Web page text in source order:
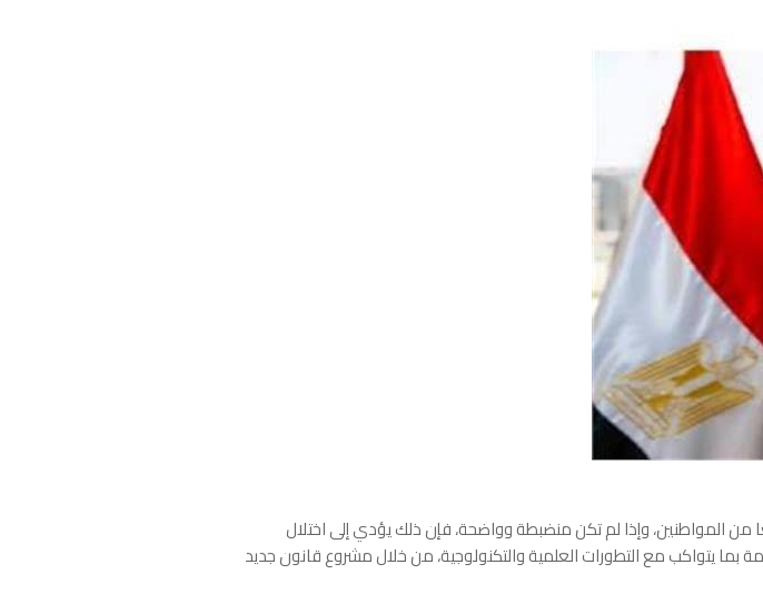
من المواطنين، وإذا لم تكن منضبطة وواضحة، فإن ذلك يؤدي إلى اختلال
يتواكب مع التطورات العلمية والتكنولوجية، من خلال مشروع قانون جديد